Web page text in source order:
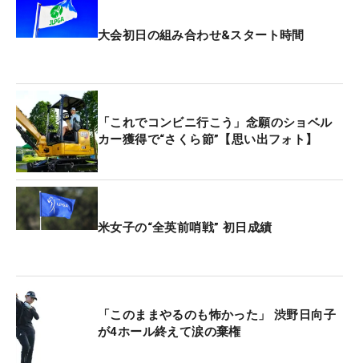
大会初日の組み合わせ&スタート時間
「これでコンビニ行こう」念願のショベル
カー獲得で“さくら節”【思い出フォト】
米女子の“全英前哨戦” 初日成績
「このままやるのも怖かった」 渋野日向子
が4ホール終えて涙の棄権